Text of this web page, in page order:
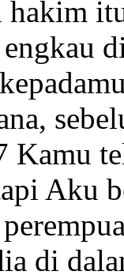
Kamu
Aku
di